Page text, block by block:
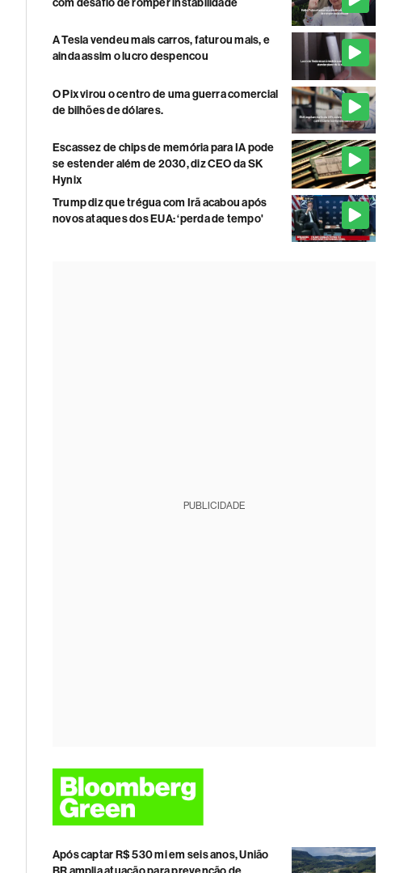
A Tesla vendeu mais carros, faturou mais, e
ainda assim o lucro despencou
O Pix virou o centro de uma guerra comercial
de bilhões de dólares.
Escassez de chips de memória para IA pode
se estender além de 2030, diz CEO da SK
Hynix
Trump diz que trégua com Irã acabou após
novos ataques dos EUA: ‘perda de tempo'
PUBLICIDADE
Após captar R$ 530 mi em seis anos, União